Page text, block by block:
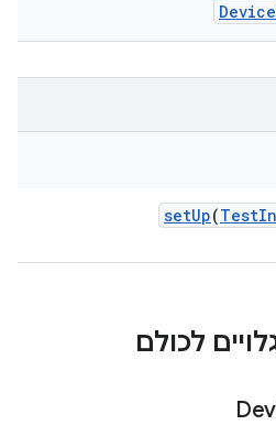
Device
setUp(Test
לכולם